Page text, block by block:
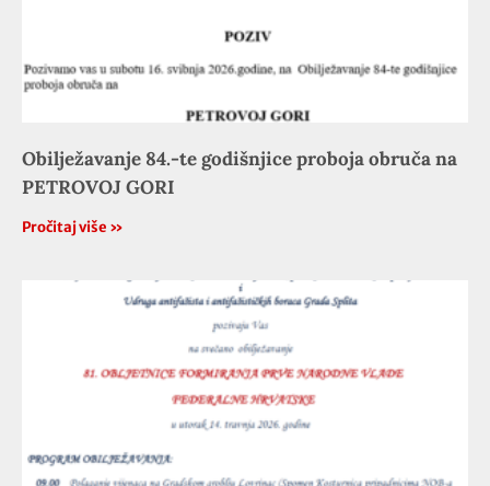
Obilježavanje 84.-te godišnjice proboja obruča na
PETROVOJ GORI
Pročitaj više »